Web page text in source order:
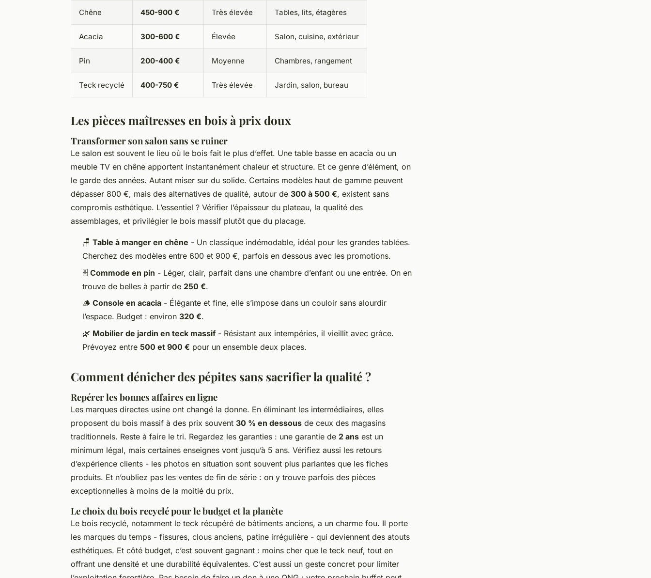
Chêne 450-900 € Très élevée Tables, lits, étagères
Acacia 300-600 € Élevée Salon, cuisine, extérieur
Pin 200-400 € Moyenne Chambres, rangement
Teck recyclé 400-750 € Très élevée Jardin, salon, bureau
Les pièces maîtresses en bois à prix doux
Transformer son salon sans se ruiner
Le salon est souvent le lieu où le bois fait le plus d’effet. Une table basse en acacia ou un
meuble TV en chêne apportent instantanément chaleur et structure. Et ce genre d’élément, on
le garde des années. Autant miser sur du solide. Certains modèles haut de gamme peuvent
dépasser 800 €, mais des alternatives de qualité, autour de 300 à 500 €, existent sans
compromis esthétique. L’essentiel ? Vérifier l’épaisseur du plateau, la qualité des
assemblages, et privilégier le bois massif plutôt que du placage.
🪑 Table à manger en chêne - Un classique indémodable, idéal pour les grandes tablées.
Cherchez des modèles entre 600 et 900 €, parfois en dessous avec les promotions.
🗄️ Commode en pin - Léger, clair, parfait dans une chambre d’enfant ou une entrée. On en
trouve de belles à partir de 250 €.
🪵 Console en acacia - Élégante et fine, elle s’impose dans un couloir sans alourdir
l’espace. Budget : environ 320 €.
🌿 Mobilier de jardin en teck massif - Résistant aux intempéries, il vieillit avec grâce.
Prévoyez entre 500 et 900 € pour un ensemble deux places.
Comment dénicher des pépites sans sacrifier la qualité ?
Repérer les bonnes affaires en ligne
Les marques directes usine ont changé la donne. En éliminant les intermédiaires, elles
proposent du bois massif à des prix souvent 30 % en dessous de ceux des magasins
traditionnels. Reste à faire le tri. Regardez les garanties : une garantie de 2 ans est un
minimum légal, mais certaines enseignes vont jusqu’à 5 ans. Vérifiez aussi les retours
d’expérience clients - les photos en situation sont souvent plus parlantes que les fiches
produits. Et n’oubliez pas les ventes de fin de série : on y trouve parfois des pièces
exceptionnelles à moins de la moitié du prix.
Le choix du bois recyclé pour le budget et la planète
Le bois recyclé, notamment le teck récupéré de bâtiments anciens, a un charme fou. Il porte
les marques du temps - fissures, clous anciens, patine irrégulière - qui deviennent des atouts
esthétiques. Et côté budget, c’est souvent gagnant : moins cher que le teck neuf, tout en
offrant une densité et une durabilité équivalentes. C’est aussi un geste concret pour limiter